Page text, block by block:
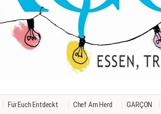
Für Euch Entdeckt Chef Am Herd GARÇON